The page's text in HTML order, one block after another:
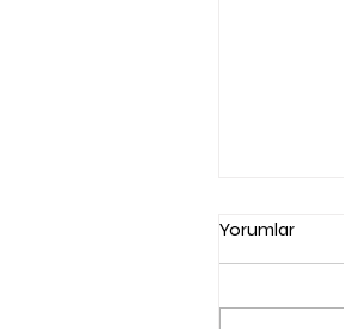
Yorumlar